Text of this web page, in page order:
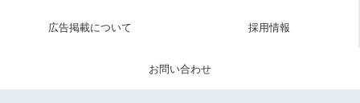
広告掲載について 採用情報
お問い合わせ